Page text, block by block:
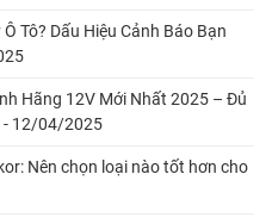
Tô? Dấu Hiệu Cảnh Báo Bạn
Hãng 12V Mới Nhất 2025 – Đủ
- 12/04/2025
Nên chọn loại nào tốt hơn cho